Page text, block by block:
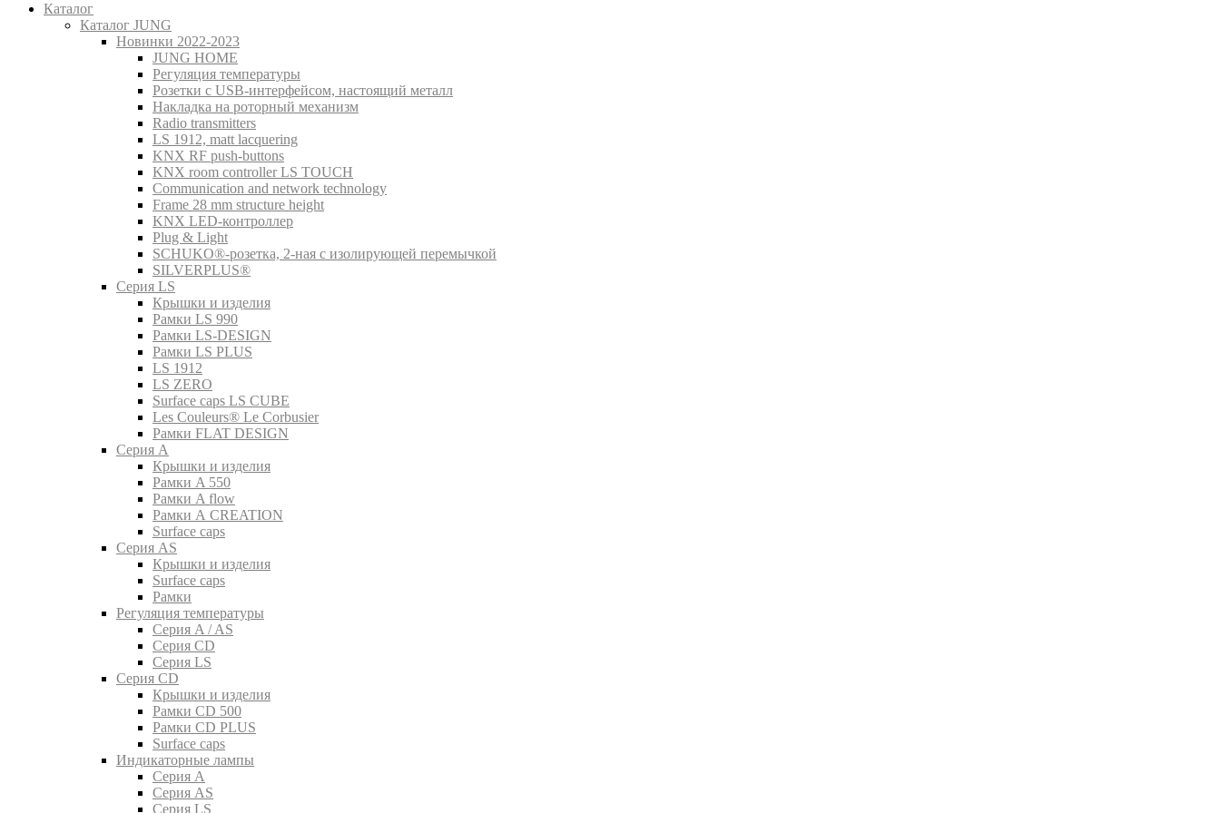
Каталог
Каталог JUNG
Новинки 2022-2023
JUNG HOME
Регуляция температуры
Розетки с USB-интерфейсом, настоящий металл
Накладка на роторный механизм
Radio transmitters
LS 1912, matt lacquering
KNX RF push-buttons
KNX room controller LS TOUCH
Communication and network technology
Frame 28 mm structure height
KNX LED-контроллер
Plug & Light
SCHUKO®-розетка, 2-ная с изолирующей перемычкой
SILVERPLUS®
Серия LS
Крышки и изделия
Рамки LS 990
Рамки LS-DESIGN
Рамки LS PLUS
LS 1912
LS ZERO
Surface caps LS CUBE
Les Couleurs® Le Corbusier
Рамки FLAT DESIGN
Серия A
Крышки и изделия
Рамки A 550
Рамки A flow
Рамки A CREATION
Surface caps
Серия AS
Крышки и изделия
Surface caps
Рамки
Регуляция температуры
Серия A / AS
Серия CD
Серия LS
Серия CD
Крышки и изделия
Рамки CD 500
Рамки CD PLUS
Surface caps
Индикаторные лампы
Серия A
Серия AS
Серия LS